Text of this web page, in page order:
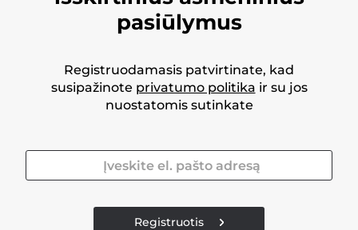
pasiūlymus
Registruodamasis patvirtinate, kad
susipažinote privatumo politika ir su jos
nuostatomis sutinkate
Registruotis